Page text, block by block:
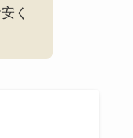
く